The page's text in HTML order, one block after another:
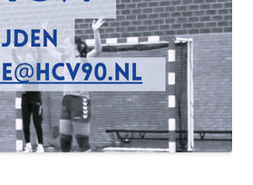
SPELREGELS